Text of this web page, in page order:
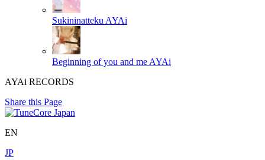
SukininattekuAYAi
Beginning of you and meAYAi
AYAi RECORDS
Share this Page
EN
JP